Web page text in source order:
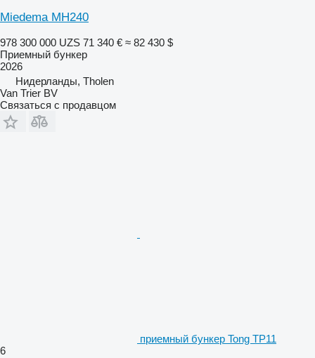
Miedema MH240
978 300 000 UZS 71 340 € ≈ 82 430 $
Приемный бункер
2026
Нидерланды, Tholen
Van Trier BV
Связаться с продавцом
приемный бункер Tong TP11
6